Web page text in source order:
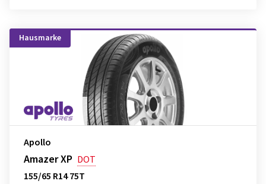
Hausmarke
Apollo
Amazer XP DOT
155/65 R14 75T